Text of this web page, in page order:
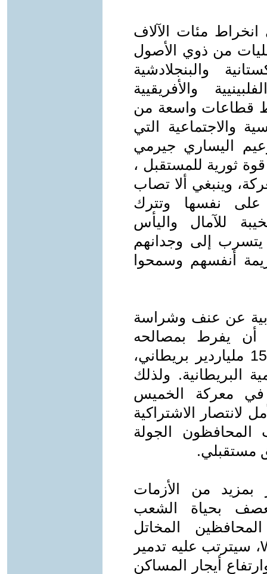
انخراط مئات الآلاف
من ذوي الأصول
والبنجلادشية
والأفريقيية
قطاعات واسعة من
والاجتماعية التي
اليساري جيرمي
قوة ثورية للمستقبل ،
وينبغي ألا تصاب
على نفسها وتترك
للآمال واليأس
يتسرب إلى وجدانهم
أنفسهم وسمحوا
عن عنف وشراسة
أن يفرط بمصالحه
الطبقية المهيمنة، التي جعلت من 150 ملياردير بريطاني،
البريطانية. ولذلك
في معركة الخميس
لانتصار الاشتراكية
الجولة
مستقبلي.
بمزيد من الأزمات
بحياة الشعب
المخاتل
للتطويح بدولة الرفاه ، Welfare State، سيترتب عليه تدمير
أيجار المساكن